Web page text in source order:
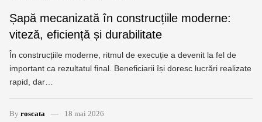
Șapă mecanizată în construcțiile moderne:
viteză, eficiență și durabilitate
În construcțiile moderne, ritmul de execuție a devenit la fel de
important ca rezultatul final. Beneficiarii își doresc lucrări realizate
rapid, dar…
By roscata 18 mai 2026